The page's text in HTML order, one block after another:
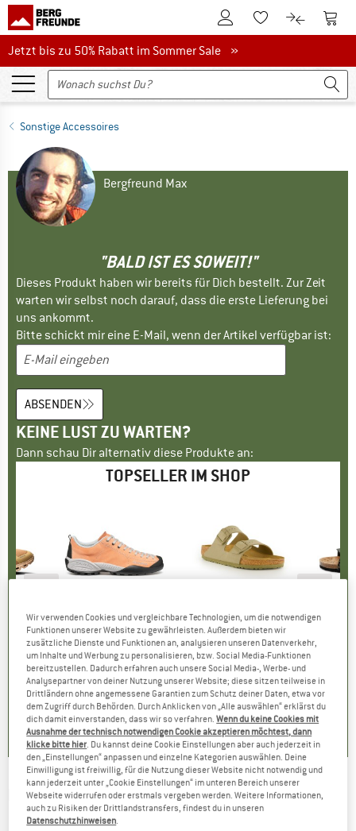
Zum KundenkontoZum Merkzettel.
Zum Zum
Jetzt bis zu 50% Rabatt im Sommer Sale
Jetzt bis zu 50% Rabatt im Sommer Sale »
Sonstige Accessoires
Bergfreund Max
"BALD IST ES SOWEIT!"
Dieses Produkt haben wir bereits für Dich bestellt. Zur Zeit
warten wir selbst noch darauf, dass die erste Lieferung bei
uns ankommt.
Bitte schickt mir eine E-Mail, wenn der Artikel verfügbar ist:
ABSENDEN
KEINE LUST ZU WARTEN?
Dann schau Dir alternativ diese Produkte an:
TOPSELLER IM SHOP
Preis
€
8
)
MARKE
SCARPA
Artikel
Mojito
Produktgruppe
Freizeitschuhe
Preis
159,95 € reduzierter Preis
ab127,96 €
+10
4,8( 657)
MARKE
BIRKENSTOCK
Artikel
Arizona BF
Produktgruppe
Sandalen
Preis
89,95 € reduzierter Preis
ab 71,96 €
+6
4,8(20)
MARKE
BLACK DIAMOND -Freeride Glove Leashes -
Befestigungsschlaufe
Wir verwenden Cookies und vergleichbare Technologien, um die notwendigen
Funktionen unserer Website zu gewährleisten. Außerdem bieten wir
zusätzliche Dienste und Funktionen an, analysieren unseren Datenverkehr,
um Inhalte und Werbung zu personalisieren, bzw. Social Media-Funktionen
bereitzustellen. Dadurch erfahren auch unsere Social Media-, Werbe- und
Analysepartner von deiner Nutzung unserer Website; diese sitzen teilweise in
Drittländern ohne angemessene Garantien zum Schutz deiner Daten, etwa vor
dem Zugriff durch Behörden. Durch Anklicken von „Alle auswählen“ erklärst du
dich damit einverstanden, dass wir so verfahren.Wenn du keine Cookies mit
Ausnahme der technisch notwendigen Cookie akzeptieren möchtest, dann
klicke bitte hier. Du kannst deine Cookie Einstellungen aber auch jederzeit in
den „Einstellungen“ anpassen und einzelne Kategorien auswählen. Deine
Einwilligung ist freiwillig, für die Nutzung dieser Website nicht notwendig und
kann jederzeit unter „Cookie Einstellungen“ im unteren Bereich unserer
Webseite widerrufen oder erstmals vergeben werden. Weitere Informationen,
auch zu Risiken der Drittlandstransfers, findest du in unseren
Datenschutzhinweisen.